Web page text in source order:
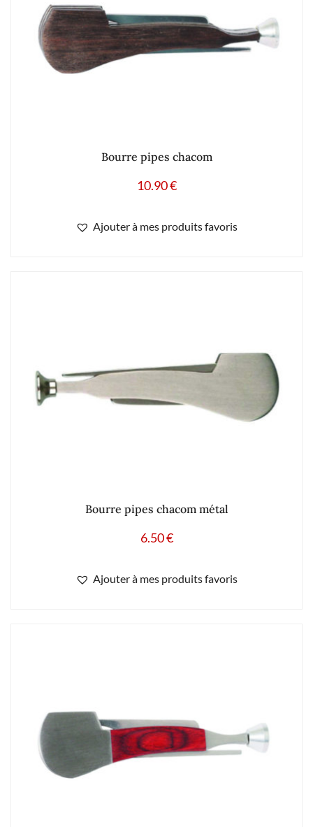
Bourre pipes chacom
10.90€
Ajouter à mes produits favoris
Bourre pipes chacom métal
6.50€
Ajouter à mes produits favoris